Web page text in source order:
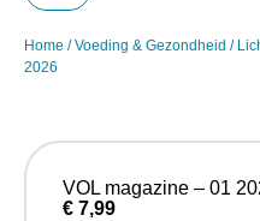
Home /Voeding & Gezondheid /
2026
VOL magazine – 01
€ 7,99